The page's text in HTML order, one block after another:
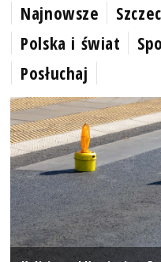
Najnowsze
Polska i świat
Posłuchaj